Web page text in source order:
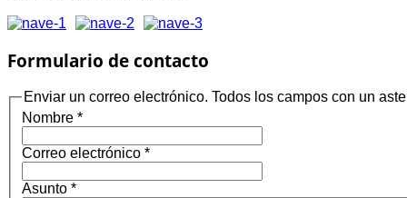
Formulario de contacto
Enviar un correo electrónico. Todos los campos con un
Nombre *
Correo electrónico *
Asunto *